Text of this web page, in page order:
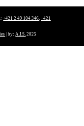
+421 2 49 104 346,+421
| by:A.I.S. 2025